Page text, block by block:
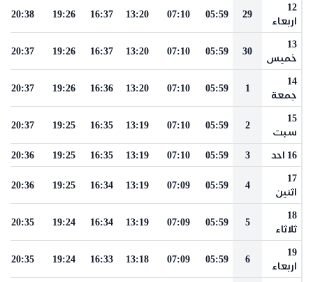
12
اربعاء
29
05:59
07:10
13:20
16:37
19:26
20:38
13
خميس
30
05:59
07:10
13:20
16:37
19:26
20:37
14
جمعة
1
05:59
07:10
13:20
16:36
19:26
20:37
15
سبت
2
05:59
07:10
13:19
16:35
19:25
20:37
16 احد 3
05:59
07:10
13:19
16:35
19:25
20:36
17
اثنين
4
05:59
07:09
13:19
16:34
19:25
20:36
18
ثلاثاء
5
05:59
07:09
13:19
16:34
19:24
20:35
19
اربعاء
6
05:59
07:09
13:18
16:33
19:24
20:35